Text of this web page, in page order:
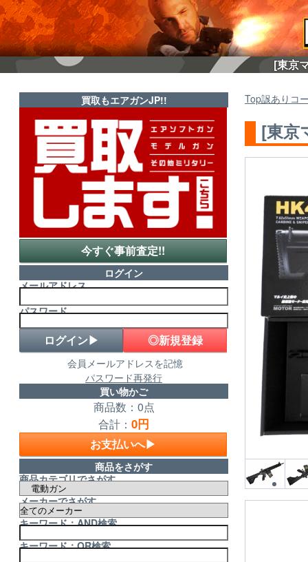
[東京
Top訳ありコ
[東京
買取もエアガンJP!!
今すぐ事前査定!!
ログイン
メールアドレス
パスワード
◎新規登録
会員メールアドレスを記憶
パスワード再発行
買い物かご
商品数：0点
合計： 0円
お支払いへ▶
商品をさがす
商品カテゴリでさがす
メーカーでさがす
キーワード：AND検索
キーワード：OR検索